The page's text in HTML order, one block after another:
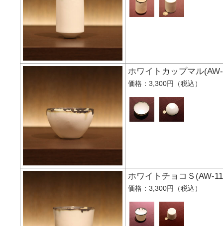
ホワイトカップマ
価格：3,300円（税込）
ホワイトチョコＳ
価格：3,300円（税込）